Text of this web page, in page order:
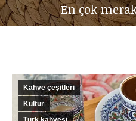
En çok
Kahve çeşitleri
Kültür